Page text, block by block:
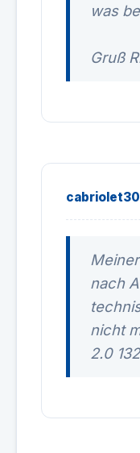
was
Gruß
nach
nicht
2.0